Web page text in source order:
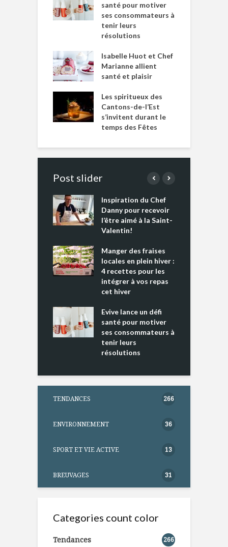
santé pour motiver
ses consommateurs à
tenir leurs
résolutions
Isabelle Huot et Chef
Marianne allient
santé et plaisir
Les spiritueux des
Cantons-de-l’Est
s’invitent durant le
temps des Fêtes
Post slider
Inspiration du Chef
Danny pour recevoir
l’être aimé à la Saint-
Valentin!
Manger des fraises
locales en plein hiver :
4 recettes pour les
intégrer à vos repas
cet hiver
Evive lance un défi
santé pour motiver
ses consommateurs à
tenir leurs
résolutions
TENDANCES 266
ENVIRONNEMENT 36
SPORT ET VIE ACTIVE 13
BREUVAGES 31
Categories count color
Tendances 266